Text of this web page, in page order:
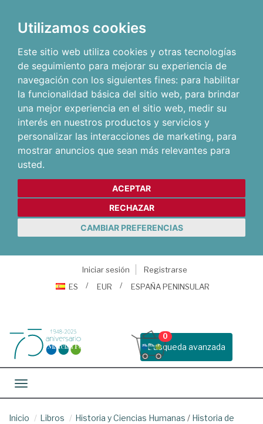
Utilizamos cookies
Este sitio web utiliza cookies y otras tecnologías
de seguimiento para mejorar su experiencia de
navegación con los siguientes fines: para habilitar
la funcionalidad básica del sitio web, para brindar
una mejor experiencia en el sitio web, medir su
interés en nuestros productos y servicios y
personalizar las interacciones de marketing, para
mostrar anuncios que sean más relevantes para
usted.
ACEPTAR
RECHAZAR
CAMBIAR PREFERENCIAS
Iniciar sesión
Registrarse
ES
EUR ESPAÑA PENINSULAR
Busqueda avanzada
0
Toggle navigation
Inicio Libros Historia y Ciencias Humanas / Historia de